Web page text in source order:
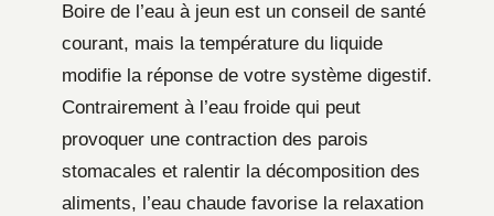
Boire de l’eau à jeun est un conseil de santé
courant, mais la température du liquide
modifie la réponse de votre système digestif.
Contrairement à l’eau froide qui peut
provoquer une contraction des parois
stomacales et ralentir la décomposition des
aliments, l’eau chaude favorise la relaxation